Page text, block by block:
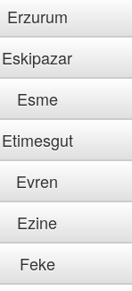
Erzurum
Eskipazar
Esme
Etimesgut
Evren
Ezine
Feke